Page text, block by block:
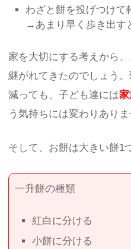
わざと餅を投げつけて
→あまり早く歩き出す
家を大切にする考えから
継がれてきたのでしょう
減っても、子ども達には
う気持ちには変わりありま
そして、お餅は大きい餅1
一升餅の種類
紅白に分ける
小餅に分ける